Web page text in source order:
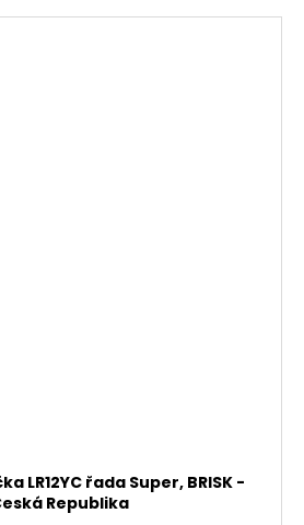
LR12YC řada Super, BRISK -
Republika